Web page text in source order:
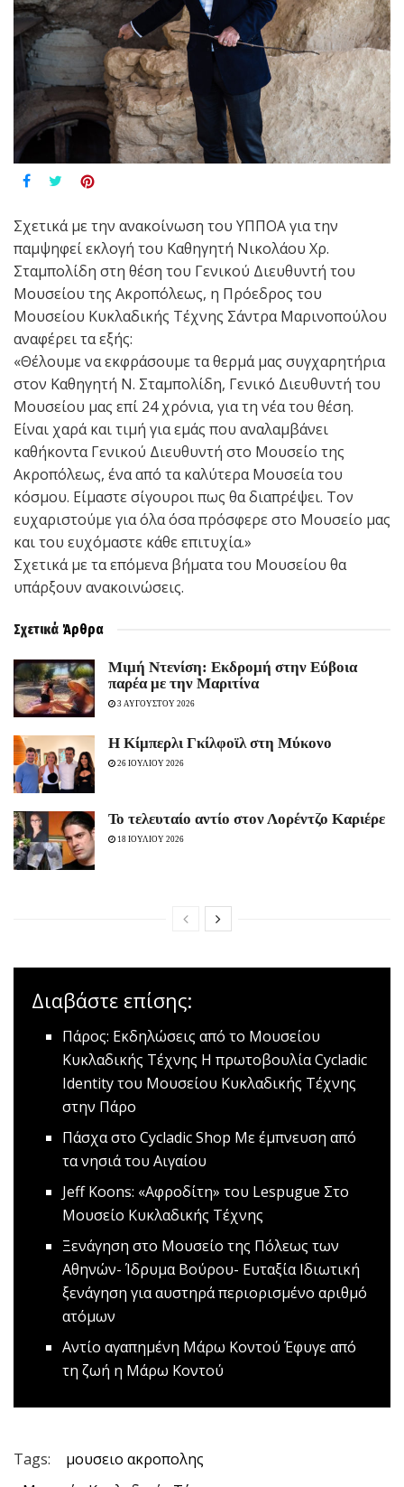
Σχετικά με την ανακοίνωση του ΥΠΠΟΑ για την
παμψηφεί εκλογή του Καθηγητή Νικολάου Χρ.
Σταμπολίδη στη θέση του Γενικού Διευθυντή του
Μουσείου της Ακροπόλεως, η Πρόεδρος του
Μουσείου Κυκλαδικής Τέχνης Σάντρα Μαρινοπούλου
αναφέρει τα εξής:
«Θέλουμε να εκφράσουμε τα θερμά μας συγχαρητήρια
στον Καθηγητή Ν. Σταμπολίδη, Γενικό Διευθυντή του
Μουσείου μας επί 24 χρόνια, για τη νέα του θέση.
Είναι χαρά και τιμή για εμάς που αναλαμβάνει
καθήκοντα Γενικού Διευθυντή στο Μουσείο της
Ακροπόλεως, ένα από τα καλύτερα Μουσεία του
κόσμου. Είμαστε σίγουροι πως θα διαπρέψει. Τον
ευχαριστούμε για όλα όσα πρόσφερε στο Μουσείο μας
και του ευχόμαστε κάθε επιτυχία.»
Σχετικά με τα επόμενα βήματα του Μουσείου θα
υπάρξουν ανακοινώσεις.
Σχετικά Άρθρα
Mιμή Ντενίση: Εκδρομή στην Εύβοια
παρέα με την Μαριτίνα
3 ΑΥΓΟΥΣΤΟΥ 2026
Η Κίμπερλι Γκίλφοϊλ στη Μύκονο
26 ΙΟΥΛΙΟΥ 2026
To τελευταίο αντίο στον Λορέντζο Καριέρε
18 ΙΟΥΛΙΟΥ 2026
Διαβάστε επίσης:
Πάρος: Εκδηλώσεις από το Μουσείου
Κυκλαδικής Τέχνης Η πρωτοβουλία Cycladic
Identity του Μουσείου Κυκλαδικής Τέχνης
στην Πάρο
Πάσχα στο Cycladic Shop Με έμπνευση από
τα νησιά του Αιγαίου
Jeff Koons: «Αφροδίτη» του Lespugue Στο
Moυσείο Κυκλαδικής Τέχνης
Ξενάγηση στο Μoυσείο της Πόλεως των
Αθηνών- Ίδρυμα Βούρου- ΕυταξίαΙδιωτική
ξενάγηση για αυστηρά περιορισμένο αριθμό
ατόμων
Αντίο αγαπημένη Μάρω Κοντού Έφυγε από
τη ζωή η Μάρω Κοντού
Tags:
μουσειο ακροπολης